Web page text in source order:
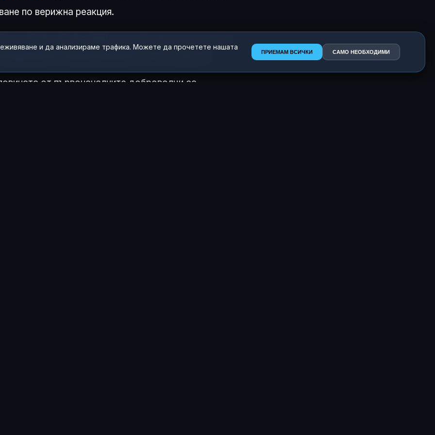
по верижна реакция.
общият брой травми до ранна детска възраст
от първоначалните доброволци са
и да анализираме трафика. Можете да прочетете нашата
ПРИЕМАМ ВСИЧКИ САМО НЕОБХОДИМИ